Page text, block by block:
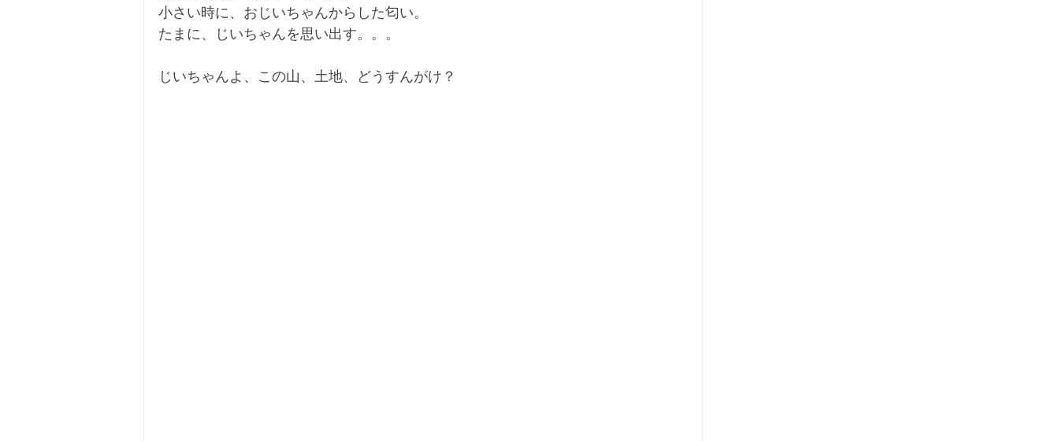
小さい時に、おじいちゃんからした匂い。
たまに、じいちゃんを思い出す。。。
じいちゃんよ、この山、土地、どうすんがけ？